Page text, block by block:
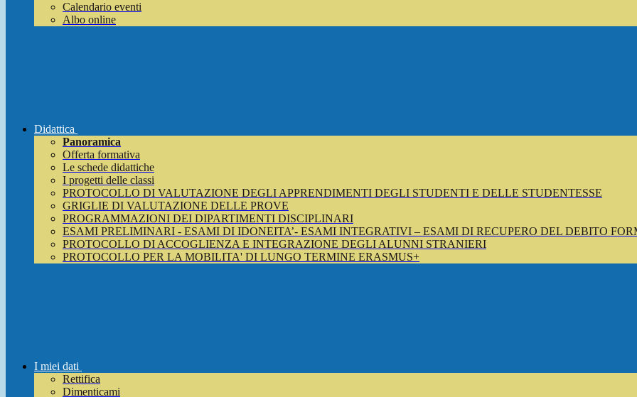
Calendario eventi
Albo online
Didattica
Panoramica
Offerta formativa
Le schede didattiche
I progetti delle classi
PROTOCOLLO DI VALUTAZIONE DEGLI APPRENDIMENTI DEGLI STUDENTI E DELLE STUDENTESSE
GRIGLIE DI VALUTAZIONE DELLE PROVE
PROGRAMMAZIONI DEI DIPARTIMENTI DISCIPLINARI
ESAMI PRELIMINARI - ESAMI DI IDONEITA’- ESAMI INTEGRATIVI – ESAMI DI RECUPERO DEL DEBITO
PROTOCOLLO DI ACCOGLIENZA E INTEGRAZIONE DEGLI ALUNNI STRANIERI
PROTOCOLLO PER LA MOBILITA' DI LUNGO TERMINE ERASMUS+
I miei dati
Rettifica
Dimenticami